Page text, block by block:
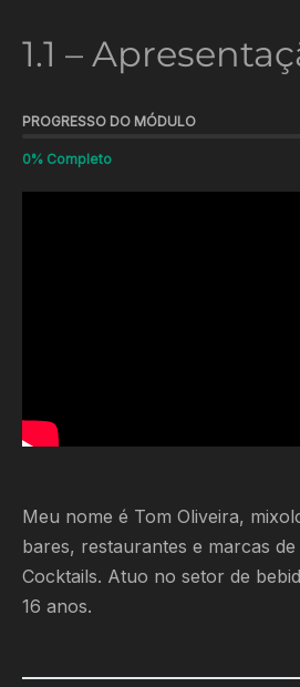
1.1 –
PROGRESSO DO MÓDULO
0% Completo
Meu nome é Tom Oliveira,
bares, restaurantes e marcas
Cocktails. Atuo no setor de
16 anos.